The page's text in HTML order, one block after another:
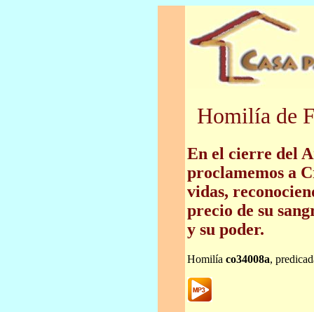
Homilía de
En el cierre del
proclamemos a
vidas,
precio de su
y su poder.
Homilía co34008a,